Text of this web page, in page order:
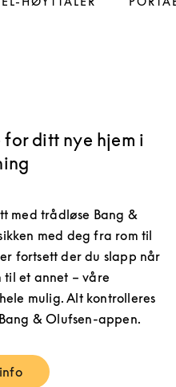
ditt nye hjem i
med trådløse Bang &
med deg fra rom til
fortsett der du slapp når
et annet – våre
mulig. Alt kontrolleres
& Olufsen-appen.
Link Opens in New Tab